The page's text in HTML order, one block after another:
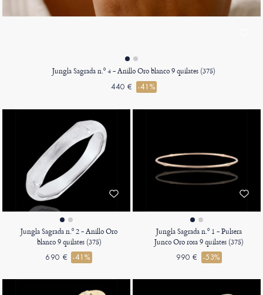
Jungla Sagrada n.º 4 - Anillo Oro blanco 9 quilates (375)
440 € -41%
Jungla Sagrada n.º 2 - Anillo Oro
blanco 9 quilates (375)
690 € -41%
Jungla Sagrada n.º 1 - Pulsera
Junco Oro rosa 9 quilates (375)
990 € -53%